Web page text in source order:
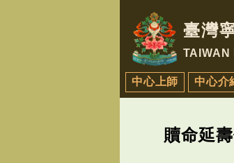
臺灣
TAIWAN
中心上師 中心介
贖命延